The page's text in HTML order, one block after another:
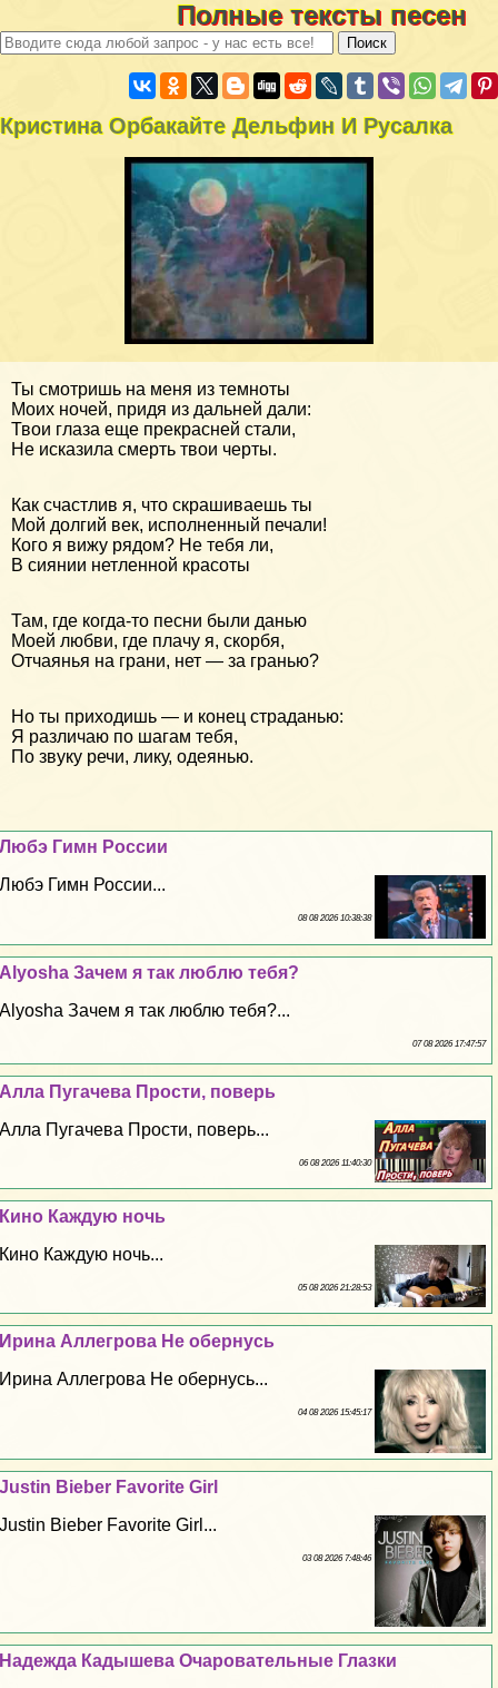
Полные тексты песен
Кристина Орбакайте Дельфин И Русалка
Ты смотришь на меня из темноты
Моих ночей, придя из дальней дали:
Твои глаза еще прекрасней стали,
Не исказила смерть твои черты.
Как счастлив я, что скрашиваешь ты
Мой долгий век, исполненный печали!
Кого я вижу рядом? Не тебя ли,
В сиянии нетленной красоты
Там, где когда-то песни были данью
Моей любви, где плачу я, скорбя,
Отчаянья на грани, нет — за гранью?
Но ты приходишь — и конец страданью:
Я различаю по шагам тебя,
По звуку речи, лику, одеянью.
Любэ Гимн России
Любэ Гимн России...
08 08 2026 10:38:38
Alyosha Зачем я так люблю тебя?
Alyosha Зачем я так люблю тебя?...
07 08 2026 17:47:57
Алла Пугачева Прости, поверь
Алла Пугачева Прости, поверь...
06 08 2026 11:40:30
Кино Каждую ночь
Кино Каждую ночь...
05 08 2026 21:28:53
Ирина Аллегрова Не обернусь
Ирина Аллегрова Не обернусь...
04 08 2026 15:45:17
Justin Bieber Favorite Girl
Justin Bieber Favorite Girl...
03 08 2026 7:48:46
Надежда Кадышева Очаровательные Глазки